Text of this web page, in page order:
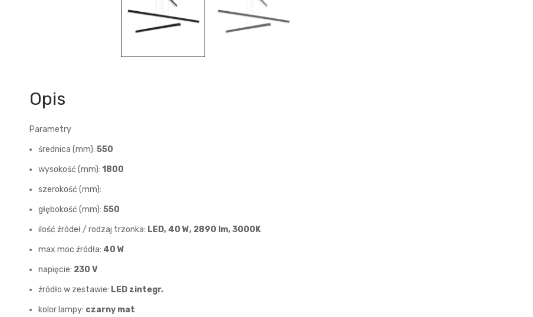
Opis
Parametry
średnica (mm): 550
wysokość (mm): 1800
szerokość (mm):
głębokość (mm): 550
ilość źródeł / rodzaj trzonka: LED, 40 W, 2890 lm, 3000K
max moc źródła: 40 W
napięcie: 230 V
źródło w zestawie: LED zintegr.
kolor lampy: czarny mat